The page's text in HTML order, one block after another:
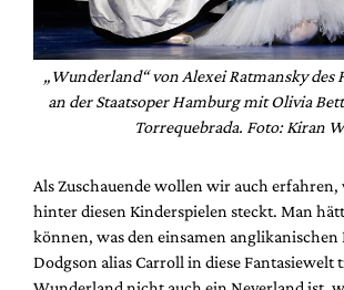
„Wunderland“ von Alexei Ratmansky des
an der Staatsoper Hamburg mit Olivia
Torrequebrada. Foto: Kiran
Als Zuschauende wollen wir auch
hinter diesen Kinderspielen steckt. Man
können, was den einsamen anglikanischen
Dodgson alias Carroll in diese Fantasiewelt